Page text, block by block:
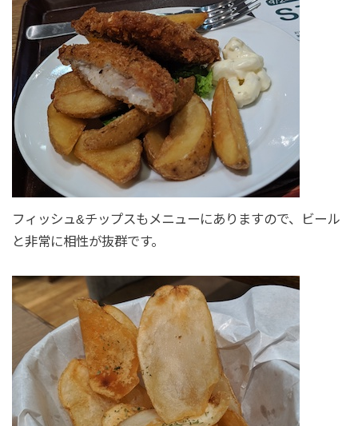
フィッシュ&チップスもメニューにありますので、ビール
と非常に相性が抜群です。